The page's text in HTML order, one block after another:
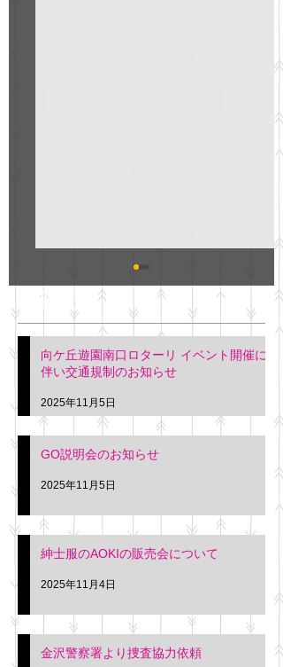
明日(11月6日)午後3時～5
階会議室にてGOの説明会
を行います。 神奈川個人
タクシー協同組合 専務 佐
久間
最新記事
向ケ丘遊園南口ロターリ イベント開催に
伴い交通規制のお知らせ
2025年11月5日
GO説明会のお知らせ
2025年11月5日
紳士服のAOKIの販売会について
2025年11月4日
金沢警察署より捜査協力依頼